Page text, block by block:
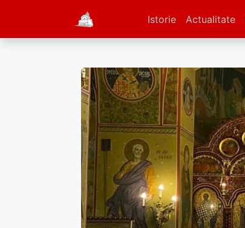
Istorie Actualitate